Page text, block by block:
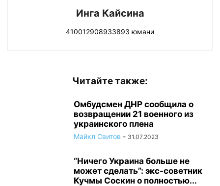
Инга Кайсина
410012908933893 юмани
Читайте также:
Омбудсмен ДНР сообщила о
возвращении 21 военного из
украинского плена
Майкл Свитов - 31.07.2023
“Ничего Украина больше не
может сделать”: экс-советник
Кучмы Соскин о полностью...